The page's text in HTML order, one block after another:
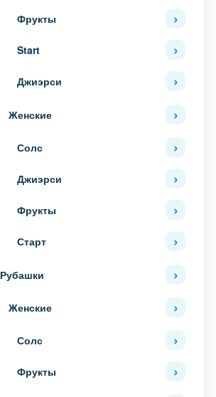
Фрукты
Start
Джиэрси
Женские
Солс
Джиэрси
Фрукты
Старт
Рубашки
Женские
Солс
Фрукты